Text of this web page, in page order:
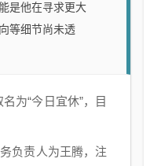
是他在寻求更大
等细节尚未透
为“今日宜休”，目
负责人为王腾，注